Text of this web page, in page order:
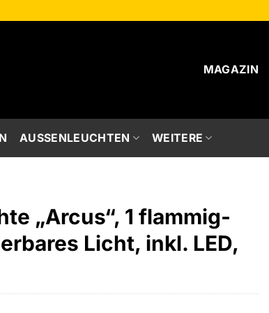
MAGAZIN
AUSSENLEUCHTEN WEITERE
„Arcus“, 1 flammig-
Licht, inkl. LED,